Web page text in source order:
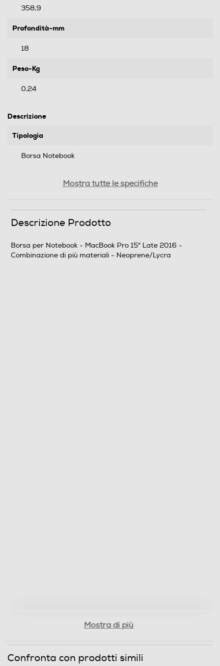
358,9
Profondità-mm
18
Peso-Kg
0,24
Descrizione
Tipologia
Borsa Notebook
Descrizione materiale
Mostra tutte le specifiche
Descrizione Prodotto
Borsa per Notebook - MacBook Pro 15" Late 2016 -
Combinazione di più materiali - Neoprene/Lycra
Mostra di più
Confronta con prodotti simili